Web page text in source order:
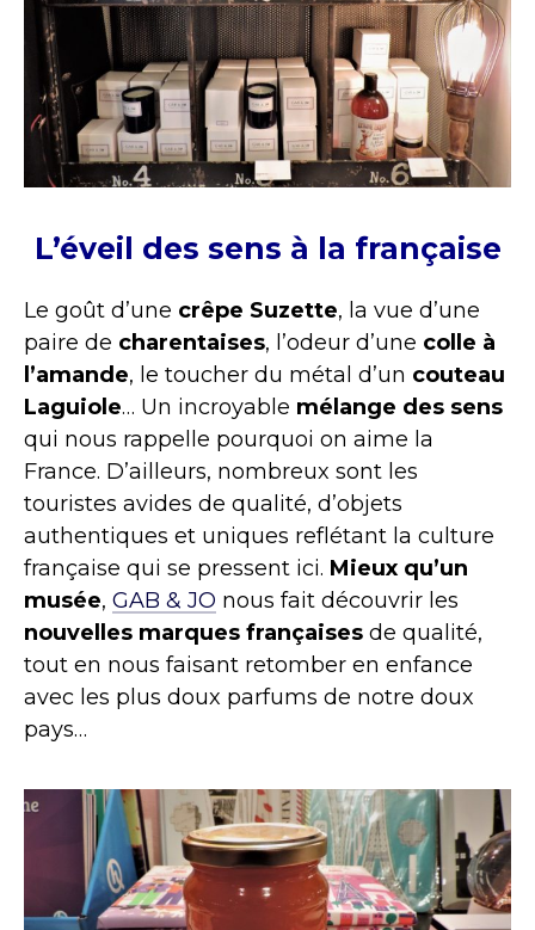
L’éveil des sens à la française
Le goût d’une crêpe Suzette, la vue d’une
paire de charentaises, l’odeur d’une colle à
l’amande, le toucher du métal d’un couteau
Laguiole… Un incroyable mélange des sens
qui nous rappelle pourquoi on aime la
France. D’ailleurs, nombreux sont les
touristes avides de qualité, d’objets
authentiques et uniques reflétant la culture
française qui se pressent ici. Mieux qu’un
musée, GAB & JO nous fait découvrir les
nouvelles marques françaises de qualité,
tout en nous faisant retomber en enfance
avec les plus doux parfums de notre doux
pays…